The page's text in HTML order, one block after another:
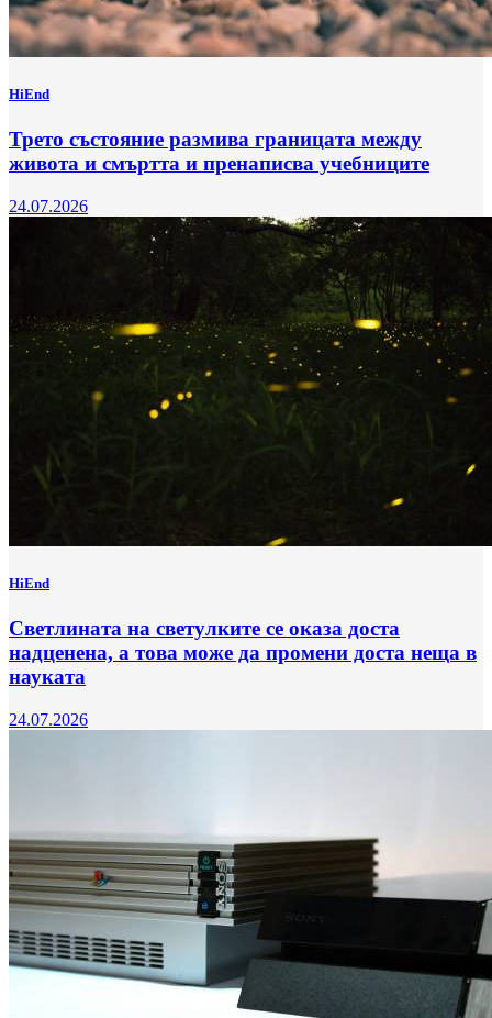
HiEnd
Трето състояние размива границата между
живота и смъртта и пренаписва учебниците
24.07.2026
HiEnd
Светлината на светулките се оказа доста
надценена, а това може да промени доста неща в
науката
24.07.2026